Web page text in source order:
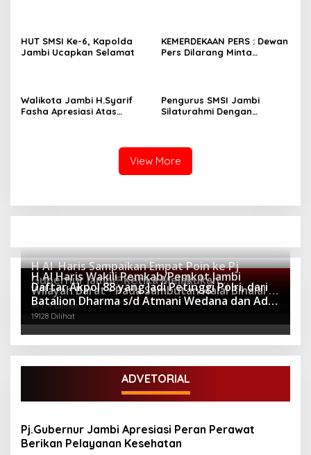
Redam Konflik
Publisher Right
HUT SMSI Ke-6, Kapolda
Jambi Ucapkan Selamat
KEMERDEKAAN PERS : Dewan
Pers Dilarang Minta
Walikota Jambi H.Syarif
Fasha Apresiasi Atas
Pengurus SMSI Jambi
Silaturahmi Dengan
View More
Berita Populer
H Al Haris Sampaikan Empat Poin ke Pj
Gubernur Jambi · Ketika Melakukan
Kunjungan Kerja ke Merangin
64278 Dilihat
H Al Haris Wakili Pemkab/Pemkot Jambi
Wilayah Barat • Pada Sambutan Halal Bihalal di
Gubernuran
34574 Dilihat
Daftar Akpol 88 yang Jadi Petinggi Polri, dari
Batalion Dharma s/d Atmani Wedana dan Adhi
Pradana
19128 Dilihat
ADVETORIAL
Pj.Gubernur Jambi Apresiasi Peran Perawat
Berikan Pelayanan Kesehatan